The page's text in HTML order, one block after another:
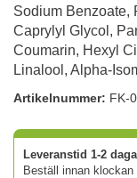
Sodium Benzoate,
Caprylyl Glycol,
Coumarin, Hexyl
Linalool, Alpha-
Artikelnummer: FK-
Leveranstid 1-2
Beställ innan